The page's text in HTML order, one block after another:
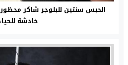
الحبس سنتين للبلوجر شاكر
خادشة